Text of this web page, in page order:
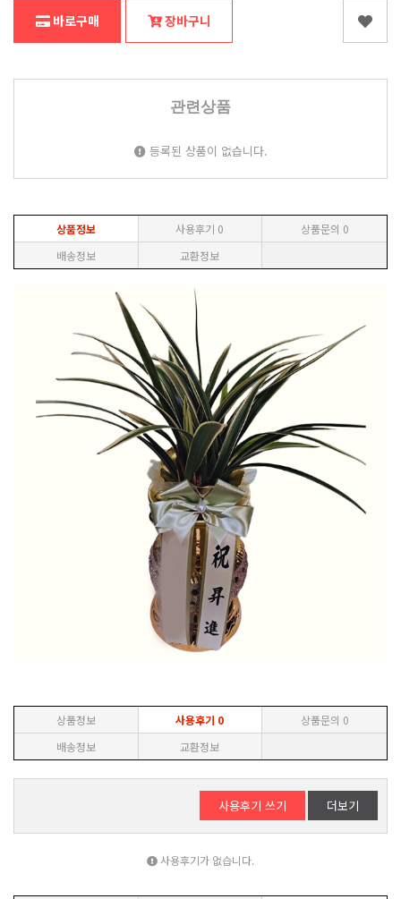
바로구매 장바구니
관련상품
등록된 상품이 없습니다.
상품정보 사용후기 0 상품문의 0
배송정보
교환정보
상품정보 사용후기 0 상품문의 0
배송정보
교환정보
사용후기 쓰기 더보기
사용후기가 없습니다.